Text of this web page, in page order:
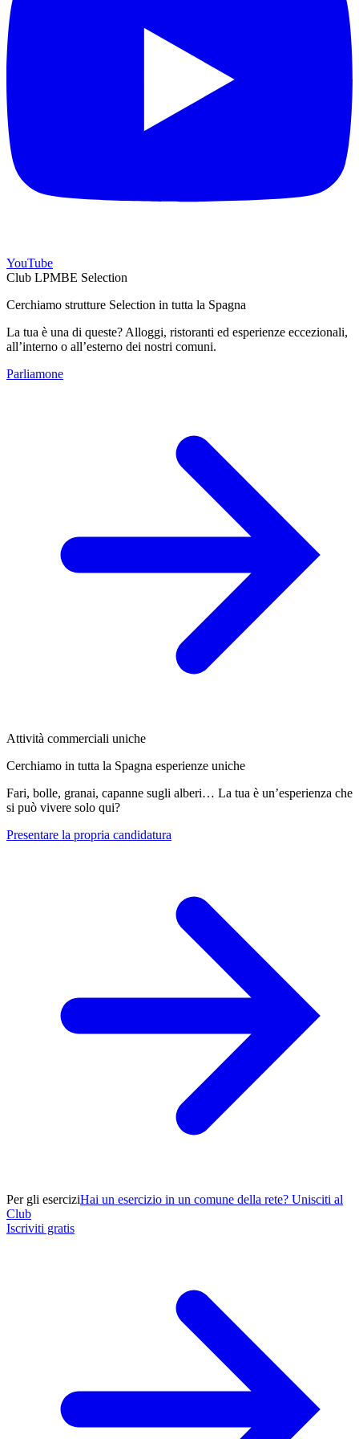
YouTube
Club LPMBE Selection
Cerchiamo strutture Selection in tutta la Spagna
La tua è una di queste? Alloggi, ristoranti ed esperienze eccezionali,
all’interno o all’esterno dei nostri comuni.
Parliamone
Attività commerciali uniche
Cerchiamo in tutta la Spagna esperienze uniche
Fari, bolle, granai, capanne sugli alberi… La tua è un’esperienza che
si può vivere solo qui?
Presentare la propria candidatura
Per gli eserciziHai un esercizio in un comune della rete? Unisciti al
Club
Iscriviti gratis